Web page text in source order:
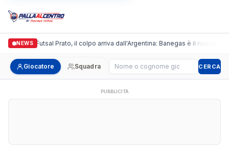
NEWS
Italgronda Futsal Prato, il colpo arriva dall'Argentina: Banegas è il nuovo
Giocatore Squadra Cerca giocatore CERCA
PUBBLICITÀ